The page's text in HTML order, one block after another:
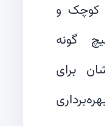
کوچک و
گونه
برای